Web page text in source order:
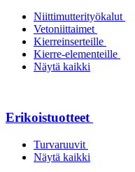
Niittimutterityökalut
Vetoniittaimet
Kierreinserteille
Kierre-elementeille
Näytä kaikki
Erikoistuotteet
Turvaruuvit
Näytä kaikki